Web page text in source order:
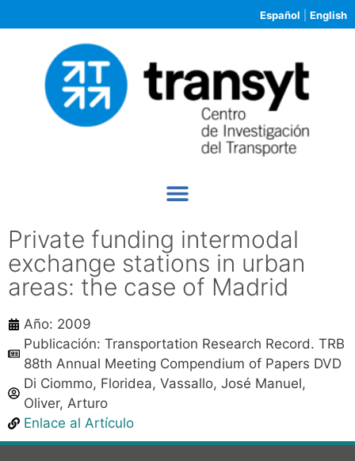
Español English
Private funding intermodal
exchange stations in urban
areas: the case of Madrid
Año: 2009
Publicación: Transportation Research Record. TRB
88th Annual Meeting Compendium of Papers DVD
Di Ciommo, Floridea, Vassallo, José Manuel,
Oliver, Arturo
Enlace al Artículo